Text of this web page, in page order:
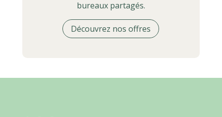
bureaux partagés.
Découvrez nos offres